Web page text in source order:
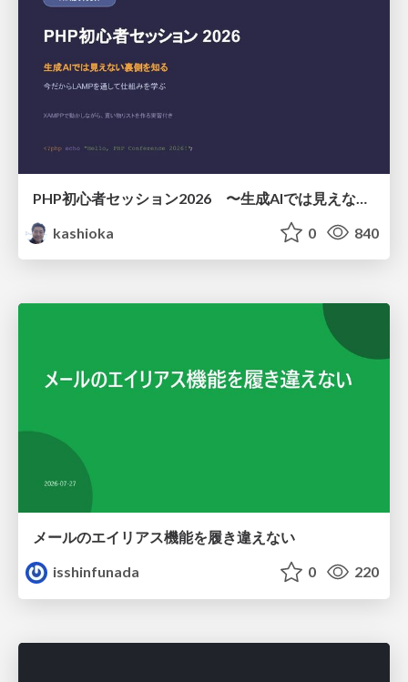
kashioka
0 840
メールのエイリアス機能を履き違えない
isshinfunada
0 220